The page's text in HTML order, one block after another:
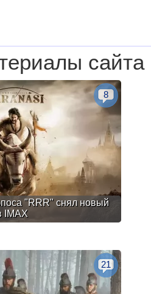
сайта
"RRR" снял новый
IMAX
8
21